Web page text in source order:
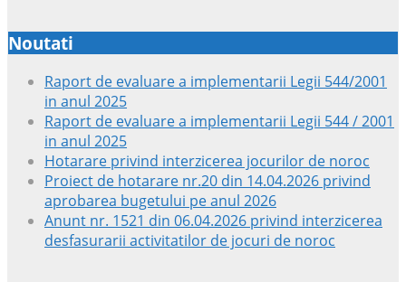
Noutati
Raport de evaluare a implementarii Legii 544/2001
in anul 2025
Raport de evaluare a implementarii Legii 544 / 2001
in anul 2025
Hotarare privind interzicerea jocurilor de noroc
Proiect de hotarare nr.20 din 14.04.2026 privind
aprobarea bugetului pe anul 2026
Anunt nr. 1521 din 06.04.2026 privind interzicerea
desfasurarii activitatilor de jocuri de noroc